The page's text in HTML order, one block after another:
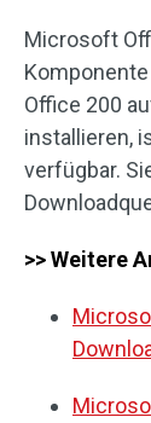
Microsoft
Office 200
installieren,
verfügbar.
>> Weitere